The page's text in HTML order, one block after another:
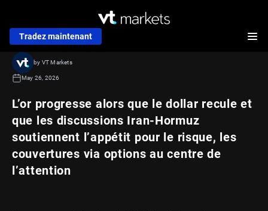
Tradez maintenant
L’or progresse alors que le dollar recule et
que les discussions Iran-Hormuz
soutiennent l’appétit pour le risque, les
couvertures via options au centre de
l’attention
by VT Markets
May 26, 2026